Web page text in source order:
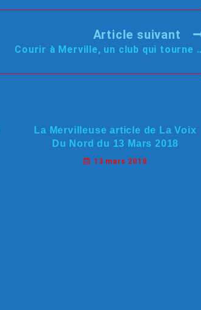
Article suivant
Courir à Merville, un club qui tourne
La Mervilleuse article de La Voix
Du Nord du 13 Mars 2018
13 mars 2018